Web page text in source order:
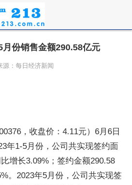
份销售金额290.58亿元
源：每日经济新闻
，收盘价：4.11元）6月6日
年1-5月份，公司共实现签约面
增长3.09%；签约金额290.58
。2023年5月份，公司共实现签